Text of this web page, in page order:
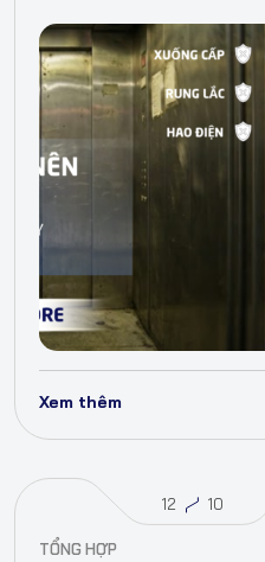
Xem thêm
12 10
TỔNG HỢP